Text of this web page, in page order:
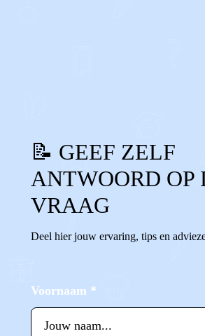
📝 GEEF ZELF
ANTWOORD OP
VRAAG
Deel hier jouw ervaring, tips en
Voornaam *